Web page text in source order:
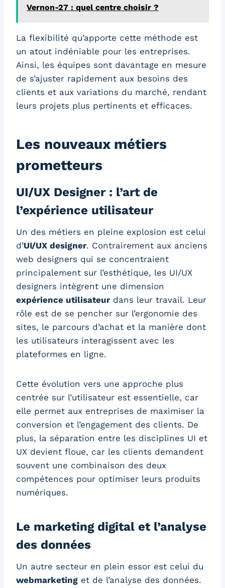
Vernon-27 : quel centre choisir ?
La flexibilité qu’apporte cette méthode est
un atout indéniable pour les entreprises.
Ainsi, les équipes sont davantage en mesure
de s’ajuster rapidement aux besoins des
clients et aux variations du marché, rendant
leurs projets plus pertinents et efficaces.
Les nouveaux métiers
prometteurs
UI/UX Designer : l’art de
l’expérience utilisateur
Un des métiers en pleine explosion est celui
d’UI/UX designer. Contrairement aux anciens
web designers qui se concentraient
principalement sur l’esthétique, les UI/UX
designers intègrent une dimension
expérience utilisateur dans leur travail. Leur
rôle est de se pencher sur l’ergonomie des
sites, le parcours d’achat et la manière dont
les utilisateurs interagissent avec les
plateformes en ligne.
Cette évolution vers une approche plus
centrée sur l’utilisateur est essentielle, car
elle permet aux entreprises de maximiser la
conversion et l’engagement des clients. De
plus, la séparation entre les disciplines UI et
UX devient floue, car les clients demandent
souvent une combinaison des deux
compétences pour optimiser leurs produits
numériques.
Le marketing digital et l’analyse
des données
Un autre secteur en plein essor est celui du
webmarketing et de l’analyse des données.